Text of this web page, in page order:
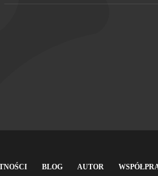
BLOG AUTOR